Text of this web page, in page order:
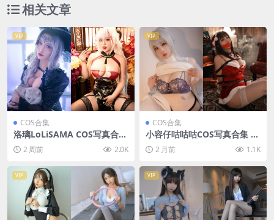
相关文章
VIP
COS合集
洛璃LoLiSAMA COS写真合集
[111套][持续更新]
2 周前 2.0K
VIP
COS合集
小容仔咕咕咕COS写真合集 [3
8套][持续更新]
2 月前 1.1K
VIP VIP